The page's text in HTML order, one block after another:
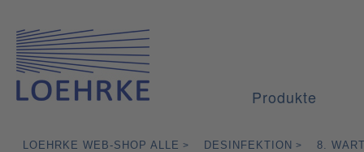
Produkte
LOEHRKE WEB-SHOP ALLE > DESINFEKTION > 8.